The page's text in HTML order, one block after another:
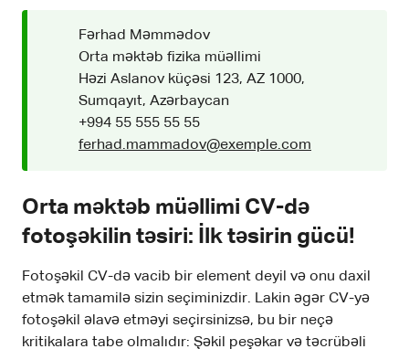
Fərhad Məmmədov
Orta məktəb fizika müəllimi
Həzi Aslanov küçəsi 123, AZ 1000,
Sumqayıt, Azərbaycan
+994 55 555 55 55
ferhad.mammadov@exemple.com
Orta məktəb müəllimi CV-də
fotoşəkilin təsiri: İlk təsirin gücü!
Fotoşəkil CV-də vacib bir element deyil və onu daxil
etmək tamamilə sizin seçiminizdir. Lakin əgər CV-yə
fotoşəkil əlavə etməyi seçirsinizsə, bu bir neçə
kritikalara tabe olmalıdır: Şəkil peşəkar və təcrübəli